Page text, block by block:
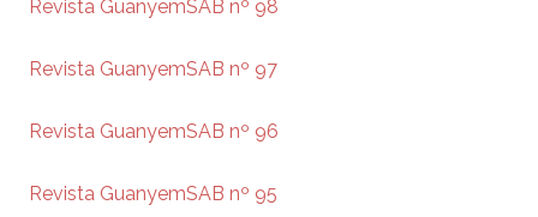
Revista GuanyemSAB nº 98
Revista GuanyemSAB nº 97
Revista GuanyemSAB nº 96
Revista GuanyemSAB nº 95